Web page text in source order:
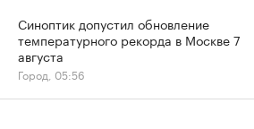
Синоптик допустил обновление
температурного рекорда в Москве 7
августа
Город, 05:56